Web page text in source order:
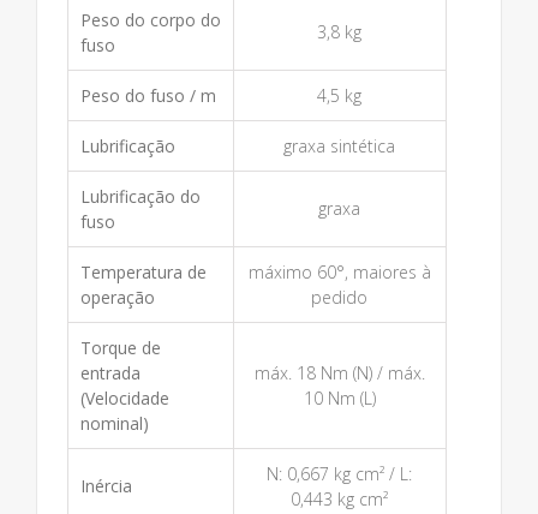
Peso do corpo do
fuso
3,8 kg
Peso do fuso / m 4,5 kg
Lubrificação graxa sintética
Lubrificação do
fuso
graxa
Temperatura de
operação
máximo 60°, maiores à
pedido
Torque de
entrada
(Velocidade
nominal)
máx. 18 Nm (N) / máx.
10 Nm (L)
Inércia
N: 0,667 kg cm² / L:
0,443 kg cm²